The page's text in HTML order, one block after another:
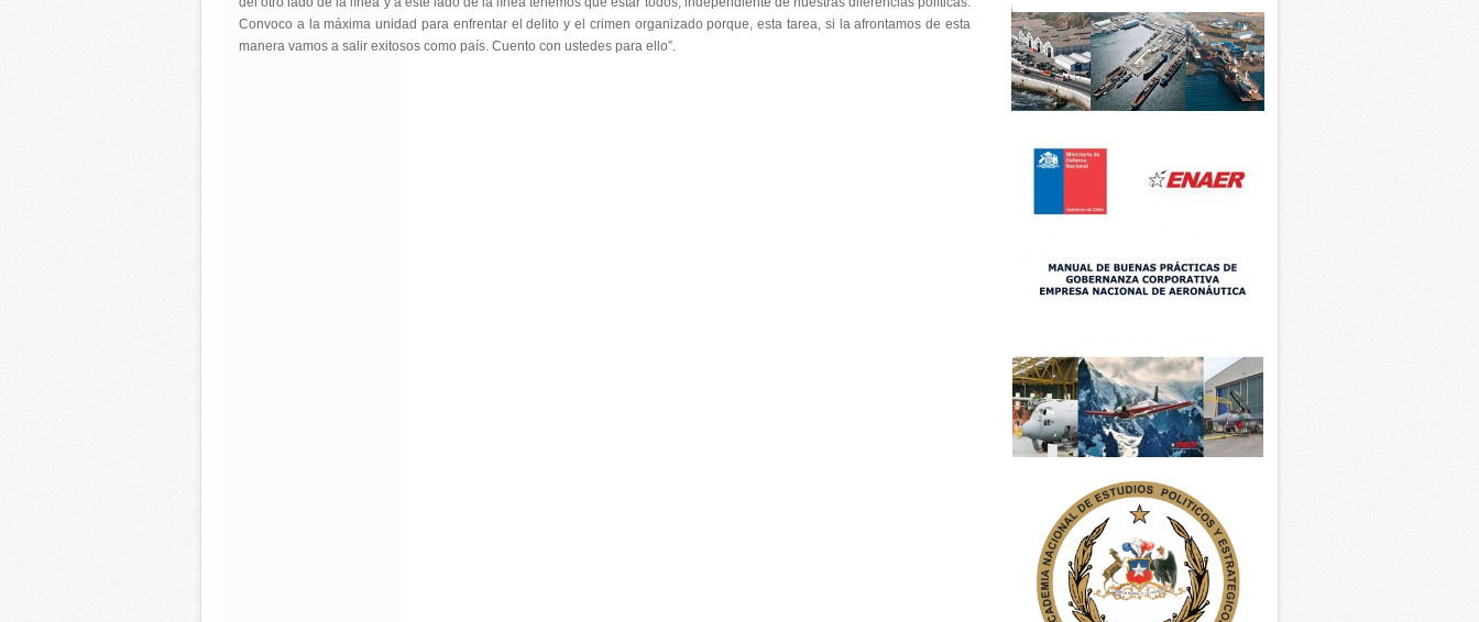
Convoco a la máxima unidad para enfrentar el delito y el crimen organizado porque, esta tarea, si la afrontamos de esta
manera vamos a salir exitosos como país. Cuento con ustedes para ello”.